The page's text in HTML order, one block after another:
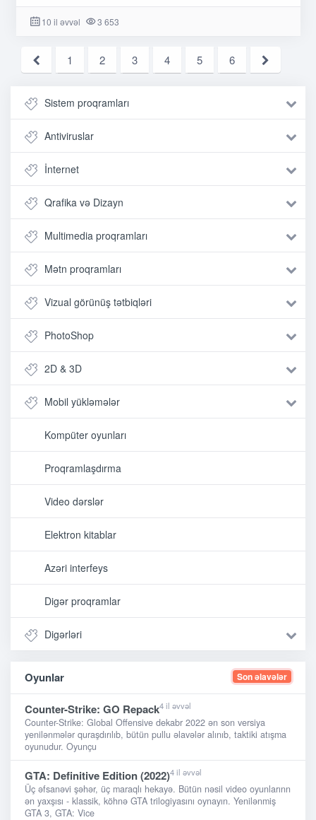
10 il əvvəl 3 653
1 2 3 4 5 6
Sistem proqramları
Antiviruslar
İnternet
Qrafika və Dizayn
Multimedia proqramları
Mətn proqramları
Vizual görünüş tətbiqləri
PhotoShop
2D & 3D
Mobil yükləmələr
Kompüter oyunları
Proqramlaşdırma
Video dərslər
Elektron kitablar
Azəri interfeys
Digər proqramlar
Digərləri
Oyunlar Son əlavələr
Counter-Strike: GO Repack4 il əvvəl
Counter-Strike: Global Offensive dekabr 2022 ən son versiya
yenilənmələr quraşdırılıb, bütün pullu əlavələr alınıb, taktiki atışma
oyunudur. Oyunçu
GTA: Definitive Edition (2022)4 il əvvəl
Üç əfsanəvi şəhər, üç maraqlı hekayə. Bütün nəsil video oyunlarınn
ən yaxşısı - klassik, köhnə GTA trilogiyasını oynayın. Yenilənmiş
GTA 3, GTA: Vice